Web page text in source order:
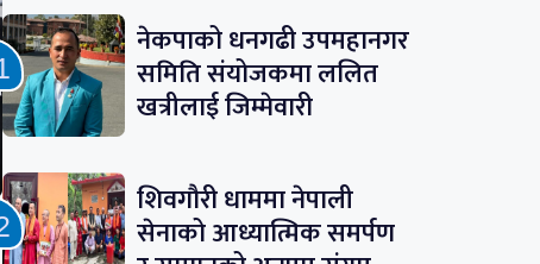
नेकपाको धनगढी उपमहानगर
समिति संयोजकमा ललित
खत्रीलाई जिम्मेवारी
शिवगौरी धाममा नेपाली
सेनाको आध्यात्मिक समर्पण